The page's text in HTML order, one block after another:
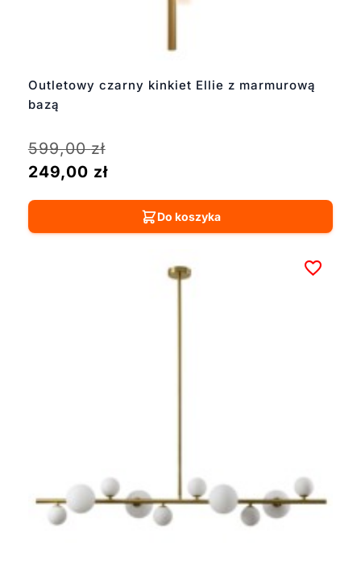
Outletowy czarny kinkiet Ellie z marmurową
bazą
599,00zł
249,00 zł
Do koszyka